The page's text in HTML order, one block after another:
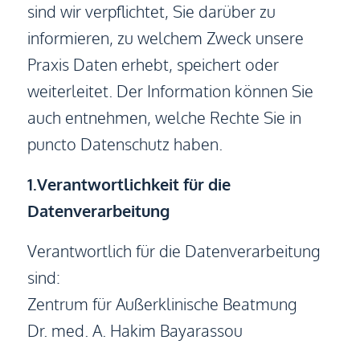
sind wir verpflichtet, Sie darüber zu
informieren, zu welchem Zweck unsere
Praxis Daten erhebt, speichert oder
weiterleitet. Der Information können Sie
auch entnehmen, welche Rechte Sie in
puncto Datenschutz haben.
1.Verantwortlichkeit für die
Datenverarbeitung
Verantwortlich für die Datenverarbeitung
sind:
Zentrum für Außerklinische Beatmung
Dr. med. A. Hakim Bayarassou